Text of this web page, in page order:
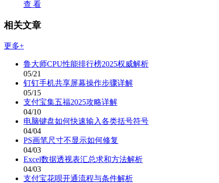
查 看
相关文章
更多+
鲁大师CPU性能排行榜2025权威解析
05/21
钉钉手机共享屏幕操作步骤详解
05/15
支付宝集五福2025攻略详解
04/10
电脑键盘如何快速输入各类括号符号
04/04
PS画笔尺寸不显示如何修复
04/03
Excel数据透视表汇总求和方法解析
04/03
支付宝花呗开通流程与条件解析